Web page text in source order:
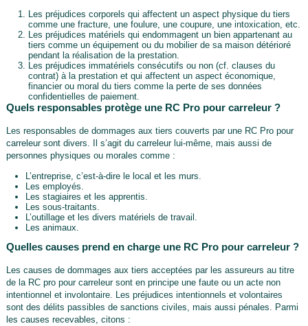
Les préjudices corporels qui affectent un aspect physique du tiers
comme une fracture, une foulure, une coupure, une intoxication, etc.
Les préjudices matériels qui endommagent un bien appartenant au
tiers comme un équipement ou du mobilier de sa maison détérioré
pendant la réalisation de la prestation.
Les préjudices immatériels consécutifs ou non (cf. clauses du
contrat) à la prestation et qui affectent un aspect économique,
financier ou moral du tiers comme la perte de ses données
confidentielles de paiement.
Quels responsables protège une RC Pro pour carreleur ?
Les responsables de dommages aux tiers couverts par une RC Pro pour
carreleur sont divers. Il s’agit du carreleur lui-même, mais aussi de
personnes physiques ou morales comme :
L’entreprise, c’est-à-dire le local et les murs.
Les employés.
Les stagiaires et les apprentis.
Les sous-traitants.
L’outillage et les divers matériels de travail.
Les animaux.
Quelles causes prend en charge une RC Pro pour carreleur ?
Les causes de dommages aux tiers acceptées par les assureurs au titre
de la RC pro pour carreleur sont en principe une faute ou un acte non
intentionnel et involontaire. Les préjudices intentionnels et volontaires
sont des délits passibles de sanctions civiles, mais aussi pénales. Parmi
les causes recevables, citons :